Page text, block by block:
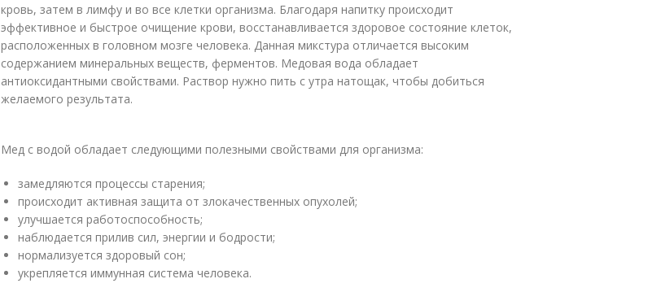
кровь, затем в лимфу и во все клетки организма. Благодаря напитку происходит
эффективное и быстрое очищение крови, восстанавливается здоровое состояние клеток,
расположенных в головном мозге человека. Данная микстура отличается высоким
содержанием минеральных веществ, ферментов. Медовая вода обладает
антиоксидантными свойствами. Раствор нужно пить с утра натощак, чтобы добиться
желаемого результата.
Мед с водой обладает следующими полезными свойствами для организма:
замедляются процессы старения;
происходит активная защита от злокачественных опухолей;
улучшается работоспособность;
наблюдается прилив сил, энергии и бодрости;
нормализуется здоровый сон;
укрепляется иммунная система человека.